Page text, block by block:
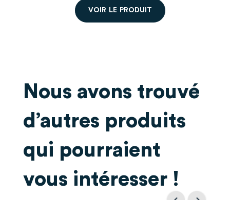
VO R LE PRO DU T
Nous avons trouvé
d’autres produits
qui pourraient
vous intéresser !